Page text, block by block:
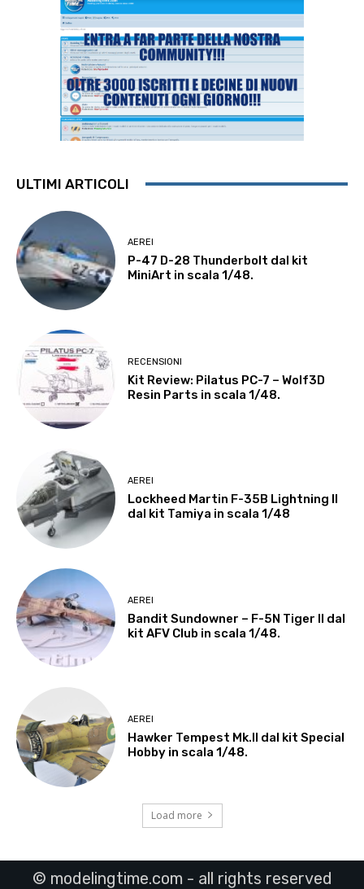
ULTIMI ARTICOLI
AEREI
P-47 D-28 Thunderbolt dal kit
MiniArt in scala 1/48.
RECENSIONI
Kit Review: Pilatus PC-7 – Wolf3D
Resin Parts in scala 1/48.
AEREI
Lockheed Martin F-35B Lightning II
dal kit Tamiya in scala 1/48
AEREI
Bandit Sundowner – F-5N Tiger II dal
kit AFV Club in scala 1/48.
AEREI
Hawker Tempest Mk.II dal kit Special
Hobby in scala 1/48.
Load more
© modelingtime.com - all rights reserved